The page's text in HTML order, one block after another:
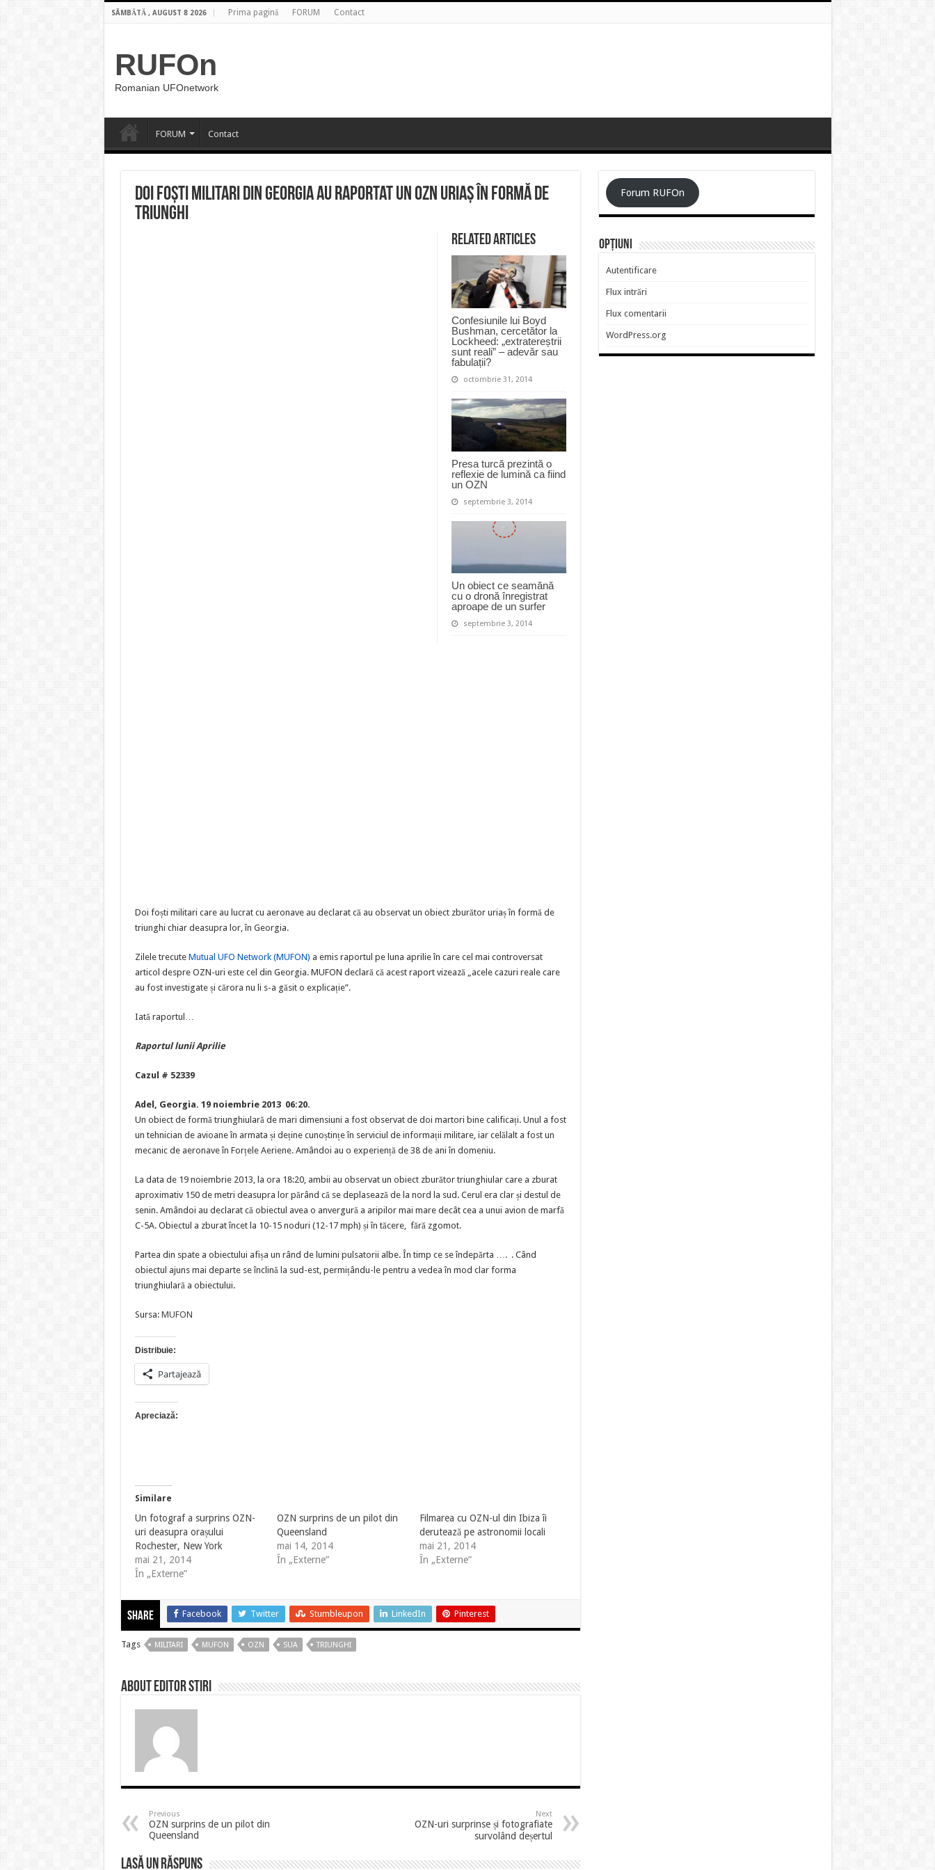
SÂMBĂTĂ , AUGUST 8 2026 Prima pagină FORUM Contact
RUFOn
Romanian UFOnetwork
FORUM Contact
Doi foști militari din Georgia au raportat un OZN uriaș în formă de
triunghi
Related Articles
Confesiunile lui Boyd
Bushman, cercetător la
Lockheed: „extratereștrii
sunt reali” – adevăr sau
fabulații?
octombrie 31, 2014
Presa turcă prezintă o
reflexie de lumină ca fiind
un OZN
septembrie 3, 2014
Un obiect ce seamănă
cu o dronă înregistrat
aproape de un surfer
septembrie 3, 2014
Doi foști militari care au lucrat cu aeronave au declarat că au observat un obiect zburător uriaș în formă de
triunghi chiar deasupra lor, în Georgia.
Zilele trecute Mutual UFO Network (MUFON) a emis raportul pe luna aprilie în care cel mai controversat
articol despre OZN-uri este cel din Georgia. MUFON declară că acest raport vizează „acele cazuri reale care
au fost investigate și cărora nu li s-a găsit o explicație”.
Iată raportul…
Raportul lunii Aprilie
Cazul # 52339
Adel, Georgia. 19 noiembrie 2013 06:20.
Un obiect de formă triunghiulară de mari dimensiuni a fost observat de doi martori bine calificați. Unul a fost
un tehnician de avioane în armata și deține cunoștințe în serviciul de informații militare, iar celălalt a fost un
mecanic de aeronave în Forțele Aeriene. Amândoi au o experiență de 38 de ani în domeniu.
La data de 19 noiembrie 2013, la ora 18:20, ambii au observat un obiect zburător triunghiular care a zburat
aproximativ 150 de metri deasupra lor părând că se deplasează de la nord la sud. Cerul era clar și destul de
senin. Amândoi au declarat că obiectul avea o anvergură a aripilor mai mare decât cea a unui avion de marfă
C-5A. Obiectul a zburat încet la 10-15 noduri (12-17 mph) și în tăcere, fără zgomot.
Partea din spate a obiectului afișa un rând de lumini pulsatorii albe. În timp ce se îndepărta …. . Când
obiectul ajuns mai departe se înclină la sud-est, permițându-le pentru a vedea în mod clar forma
triunghiulară a obiectului.
Sursa: MUFON
Distribuie:
Partajează
Apreciază:
Similare
Un fotograf a surprins OZN-
uri deasupra orașului
Rochester, New York
mai 21, 2014
În „Externe”
OZN surprins de un pilot din
Queensland
mai 14, 2014
În „Externe”
Filmarea cu OZN-ul din Ibiza îi
derutează pe astronomii locali
mai 21, 2014
În „Externe”
Share Facebook Twitter Stumbleupon LinkedIn Pinterest
Tags MILITARI MUFON OZN SUA TRIUNGHI
About Editor Stiri
Previous
OZN surprins de un pilot din
Queensland
Next
OZN-uri surprinse și fotografiate
survolând deșertul
Lasă un răspuns
Forum RUFOn
Opțiuni
Autentificare
Flux intrări
Flux comentarii
WordPress.org